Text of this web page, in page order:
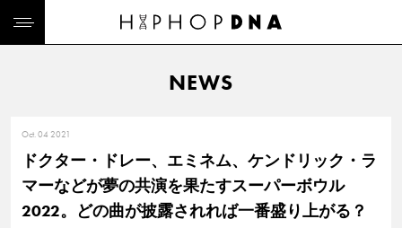
NEWS
Oct. 04 2021
ドクター・ドレー、エミネム、ケンドリック・ラ
マーなどが夢の共演を果たすスーパーボウル
2022。どの曲が披露されれば一番盛り上がる？